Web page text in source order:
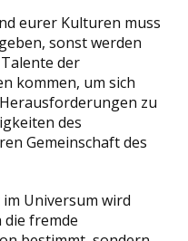
eurer Kulturen muss
sonst werden
der
kommen, um sich
zu
des
Gemeinschaft des
Universum wird
fremde